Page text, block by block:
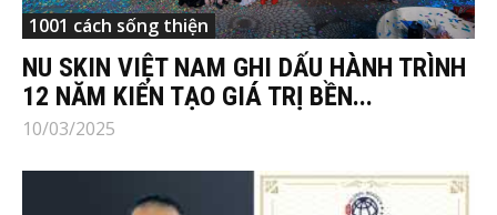
1001 cách sống thiện
NU SKIN VIỆT NAM GHI DẤU HÀNH TRÌNH
12 NĂM KIẾN TẠO GIÁ TRỊ BỀN...
10/03/2025